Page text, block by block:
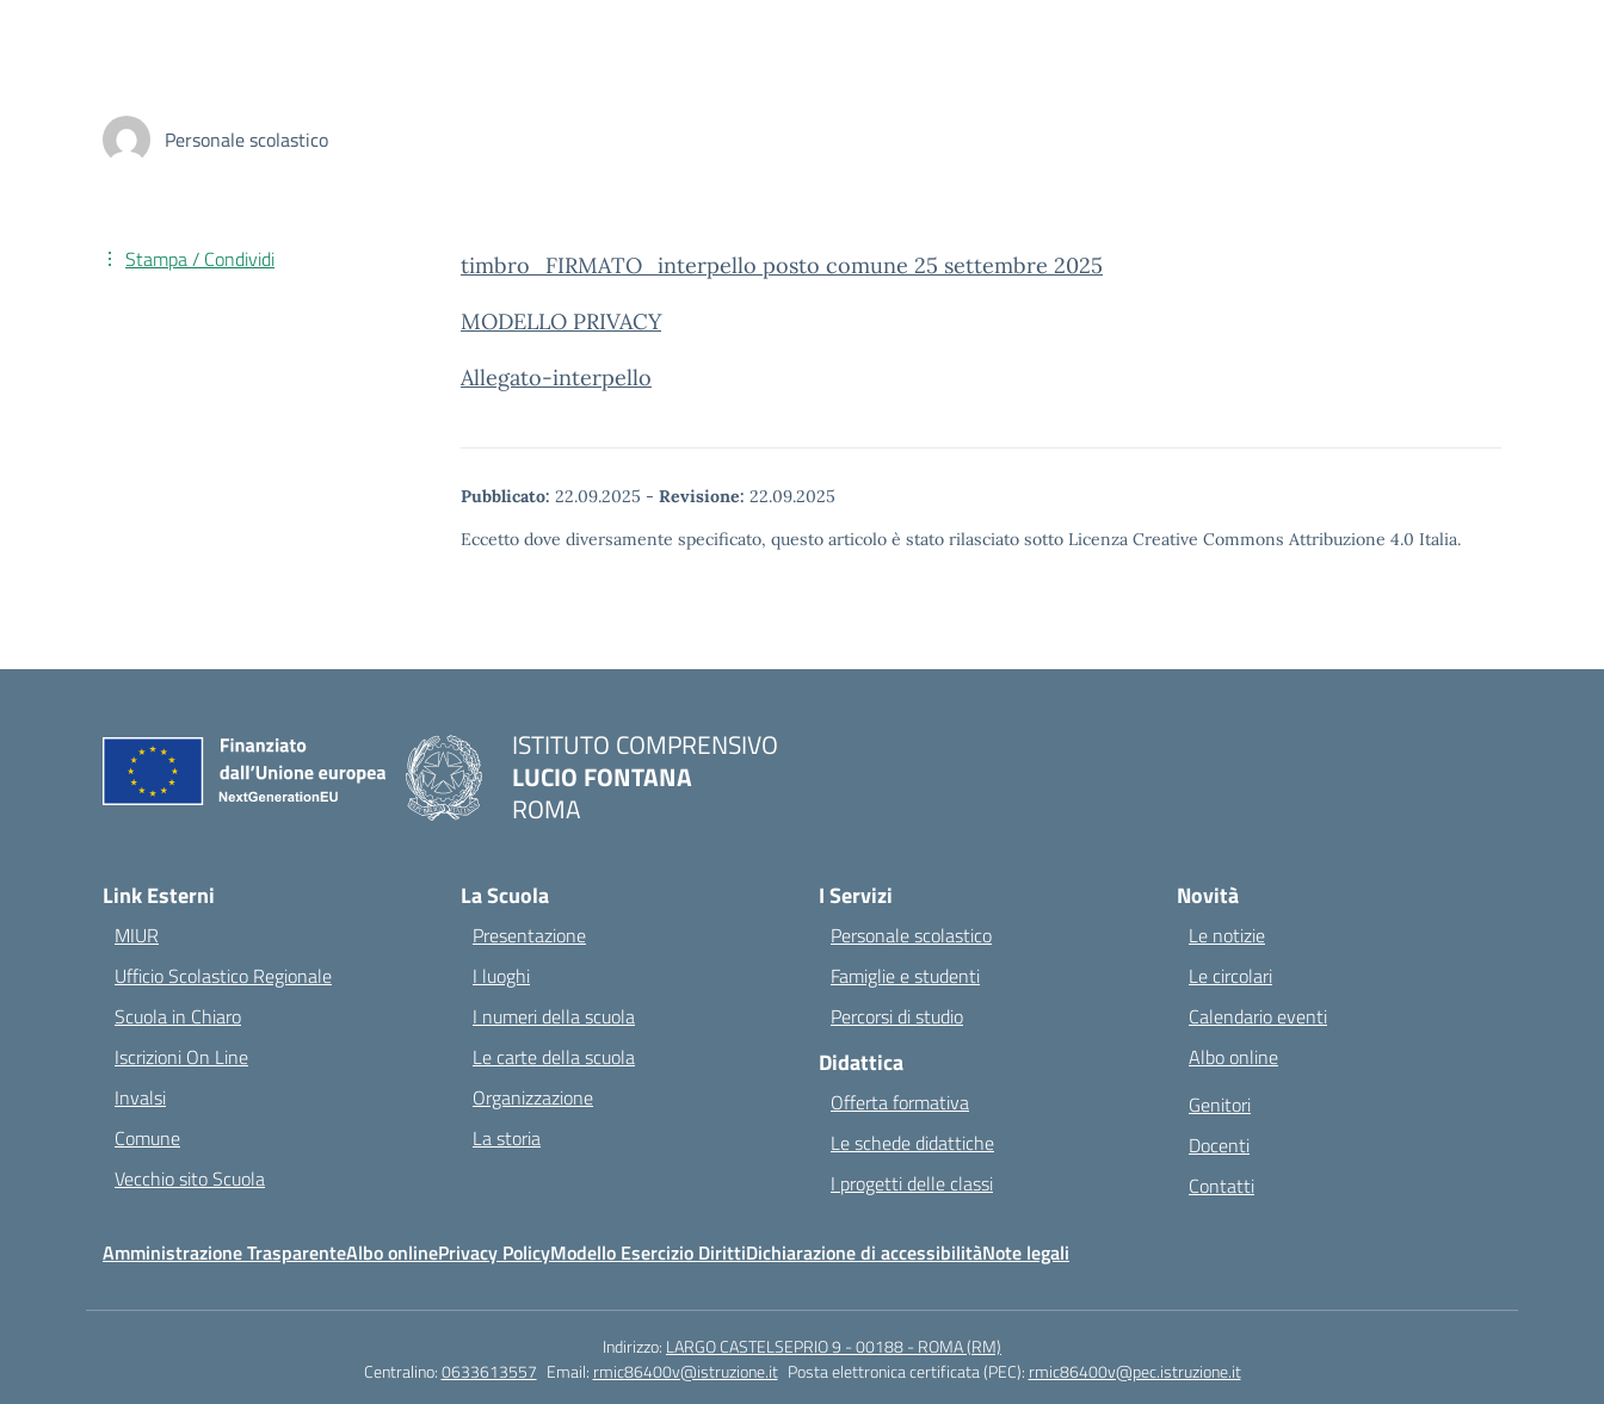
Personale scolastico
timbro_FIRMATO_interpello posto comune 25 settembre 2025
MODELLO PRIVACY
Allegato-interpello
Pubblicato: 22.09.2025 - Revisione: 22.09.2025
Eccetto dove diversamente specificato, questo articolo è stato rilasciato sotto Licenza Creative Commons Attribuzione 4.0 Italia.
Stampa / Condividi
ISTITUTO COMPRENSIVO
LUCIO FONTANA
ROMA
Link Esterni
MIUR
Ufficio Scolastico Regionale
Scuola in Chiaro
Iscrizioni On Line
Invalsi
Comune
Vecchio sito Scuola
La Scuola
Presentazione
I luoghi
I numeri della scuola
Le carte della scuola
Organizzazione
La storia
I Servizi
Personale scolastico
Famiglie e studenti
Percorsi di studio
Didattica
Offerta formativa
Le schede didattiche
I progetti delle classi
Novità
Le notizie
Le circolari
Calendario eventi
Albo online
Genitori
Docenti
Contatti
Amministrazione TrasparenteAlbo onlinePrivacy PolicyModello Esercizio DirittiDichiarazione di accessibilitàNote legali
Indirizzo: LARGO CASTELSEPRIO 9 - 00188 - ROMA (RM)
Centralino:0633613557 Email: rmic86400v@istruzione.it Posta elettronica certificata (PEC): rmic86400v@pec.istruzione.it